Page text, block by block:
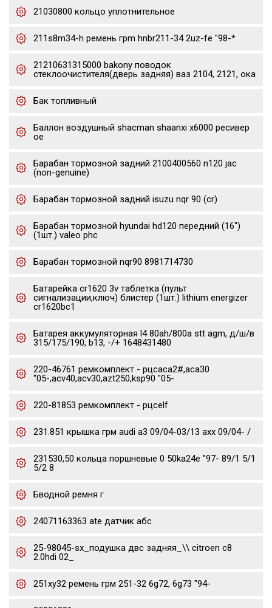
21030800 кольцо уплотнительное
211s8m34-h ремень грm hnbr211-34 2uz-fe "98-*
21210631315000 bakony поводок
стеклоочистителя(дверь задняя) ваз 2104, 2121, ока
Бак топливный
Баллон воздушный shacman shaanxi x6000 ресивер
oe
Барабан тормозной задний 2100400560 n120 jac
(non-genuine)
Барабан тормозной задний isuzu nqr 90 (cr)
Барабан тормозной hyundai hd120 передний (16")
(1шт.) valeo phc
Барабан тормозной nqr90 8981714730
Батарейка cr1620 3v таблетка (пульт
сигнализации,ключ) блистер (1шт.) lithium energizer
cr1620bc1
Батарея аккумуляторная l4 80ah/800a stt agm, д/ш/в
315/175/190, b13, -/+ 1648431480
220-46761 ремкомплект - рцсaca2#,aca30
"05-,acv40,acv30,azt250,ksp90 "05-
220-81853 ремкомплект - рцсelf
231.851 крышка грм audi a3 09/04-03/13 axx 09/04- /
231530,50 кольца поршневые 0 50ka24e "97- 89/1 5/1
5/2 8
Бводной ремня г
24071163363 ate датчик абс
25-98045-sx_подушка двс задняя_\\ citroen c8
2.0hdi 02_
251xy32 ремень грм 251-32 6g72, 6g73 "94-